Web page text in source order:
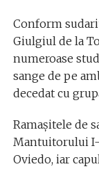
Conform
Giulgiul de la
numeroase
sange de pe
decedat cu
Ramașitele de
Mantuitorului I-
Oviedo, iar